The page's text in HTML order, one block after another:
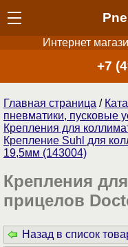
Интернет
+7
Главная страница /
пневматики, пусковые
Крепления для
Крепление Suhl для
19,5мм (143004)
Крепления
прицелов
Назад в список